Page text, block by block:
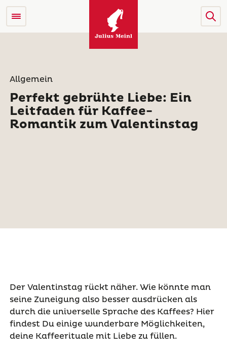
Allgemein
Perfekt gebrühte Liebe: Ein
Leitfaden für Kaffee-
Romantik zum Valentinstag
Der Valentinstag rückt näher. Wie könnte man
seine Zuneigung also besser ausdrücken als
durch die universelle Sprache des Kaffees? Hier
findest Du einige wunderbare Möglichkeiten,
deine Kaffeerituale mit Liebe zu füllen.